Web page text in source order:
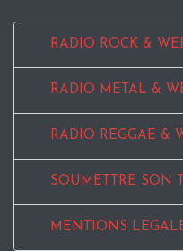
RADIO ROCK &
RADIO METAL &
RADIO REGGAE &
SOUMETTRE SON
MENTIONS